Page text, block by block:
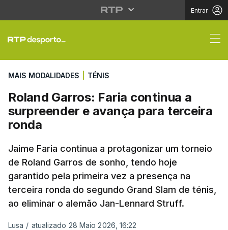
Entrar
Roland Garros: Faria
MAIS MODALIDADES TÉNIS
Roland Garros: Faria continua a
surpreender e avança para terceira
ronda
Jaime Faria continua a protagonizar um torneio
de Roland Garros de sonho, tendo hoje
garantido pela primeira vez a presença na
terceira ronda do segundo Grand Slam de ténis,
ao eliminar o alemão Jan-Lennard Struff.
Lusa / atualizado 28 Maio 2026, 16:22